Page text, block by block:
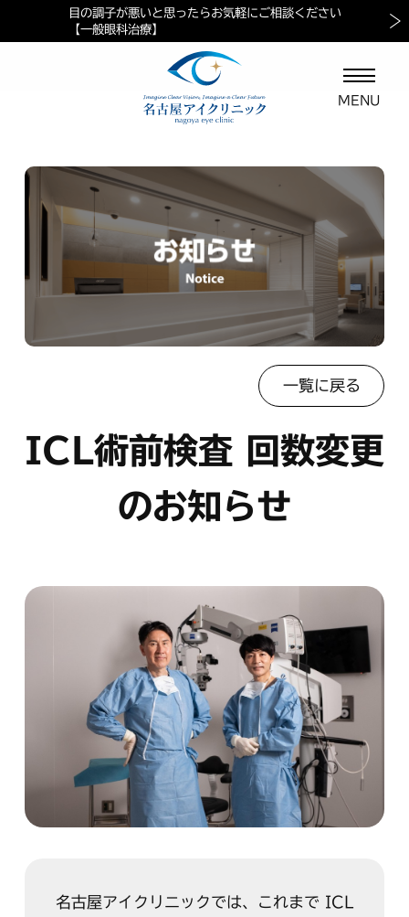
当院におけるペイシェントハラスメントに対する方針
目の調子が悪いと思ったらお気軽にご相談ください
【一般眼科治療】
マイナ保険証ご利用の案内
一覧に戻る
ICL術前検査 回数変更
のお知らせ
名古屋アイクリニックでは、これまで ICL